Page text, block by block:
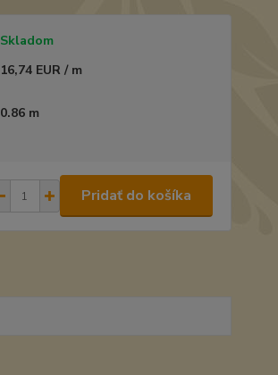
Skladom
16,74 EUR / m
0.86 m
Pridať do košíka